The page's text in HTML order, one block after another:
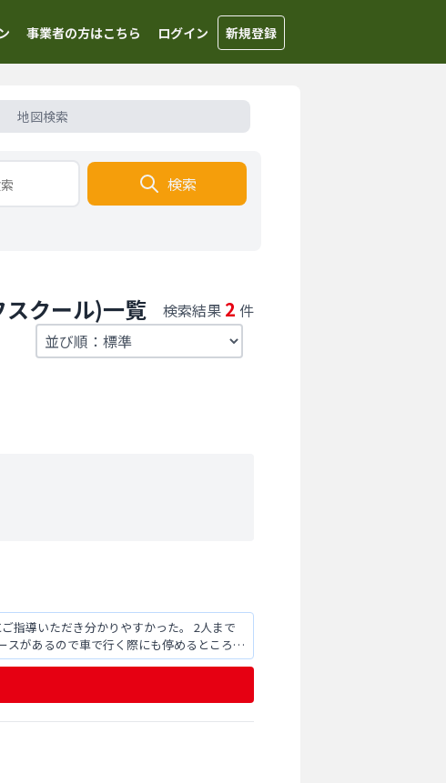
事業者の方はこちら ログイン 新規登録
地図検索
検索
クール)一覧 検索結果 2 件
指導いただき分かりやすかった。 2人まで
があるので車で行く際にも停めるところに